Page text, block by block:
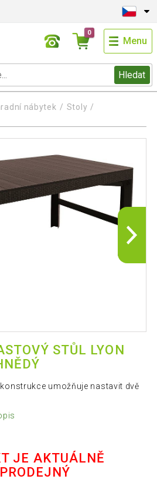
Hledat
0
Menu
nábytek
Stoly
STŮL LYON
umožňuje nastavit dvě
JE AKTUÁLNĚ